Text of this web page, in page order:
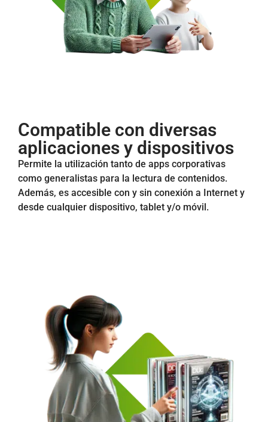
Compatible con diversas
aplicaciones y dispositivos
Permite la utilización tanto de apps corporativas
como generalistas para la lectura de contenidos.
Además, es accesible con y sin conexión a Internet y
desde cualquier dispositivo, tablet y/o móvil.